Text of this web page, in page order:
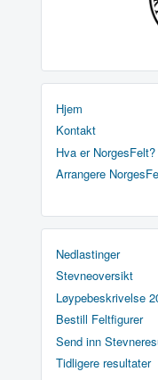
Hjem
Kontakt
Hva er NorgesFelt?
Arrangere
Nedlastinger
Stevneoversikt
Løypebeskrivelse
Bestill Feltfigurer
Send inn
Tidligere resultater